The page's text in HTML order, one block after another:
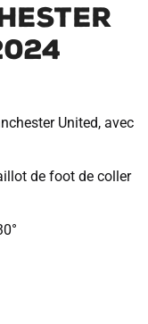
United, avec
de foot de coller